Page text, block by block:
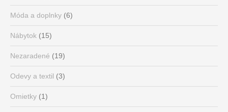
Móda a doplnky (6)
Nábytok (15)
Nezaradené (19)
Odevy a textil (3)
Omietky (1)